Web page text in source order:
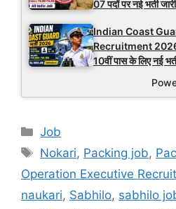
07 पदों पर नई भर्ती
Indian Coast
Recruitment 2026:
10वीं पास के लिए नई
Categories
Job
Tags
Nokari, Packing job,
Operation Executive
naukari, Sabhilo, sabhilo